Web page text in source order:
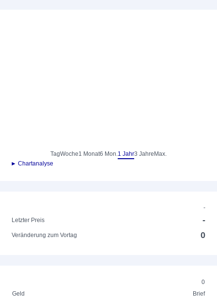
TagWoche1 Monat6 Mon.1 Jahr3 Jahre Max.
► Chartanalyse
-
Letzter Preis
-
Veränderung zum Vortag 0
0
Geld
Brief